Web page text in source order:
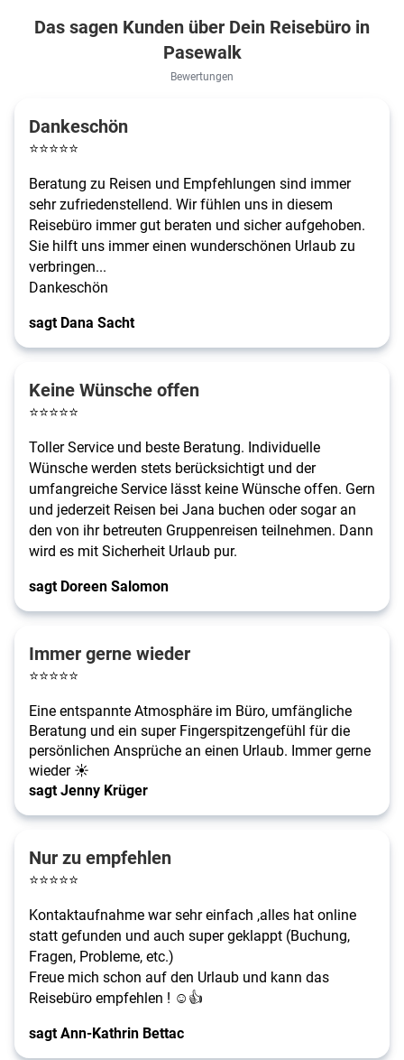
Das sagen Kunden über Dein Reisebüro in
Pasewalk
Bewertungen
Dankeschön
⭐⭐⭐⭐⭐
Beratung zu Reisen und Empfehlungen sind immer
sehr zufriedenstellend. Wir fühlen uns in diesem
Reisebüro immer gut beraten und sicher aufgehoben.
Sie hilft uns immer einen wunderschönen Urlaub zu
verbringen...
Dankeschön
sagt Dana Sacht
Keine Wünsche offen
⭐⭐⭐⭐⭐
Toller Service und beste Beratung. Individuelle
Wünsche werden stets berücksichtigt und der
umfangreiche Service lässt keine Wünsche offen. Gern
und jederzeit Reisen bei Jana buchen oder sogar an
den von ihr betreuten Gruppenreisen teilnehmen. Dann
wird es mit Sicherheit Urlaub pur.
sagt Doreen Salomon
Immer gerne wieder
⭐⭐⭐⭐⭐
Eine entspannte Atmosphäre im Büro, umfängliche
Beratung und ein super Fingerspitzengefühl für die
persönlichen Ansprüche an einen Urlaub. Immer gerne
wieder ☀️
sagt Jenny Krüger
Nur zu empfehlen
⭐⭐⭐⭐⭐
Kontaktaufnahme war sehr einfach ,alles hat online
statt gefunden und auch super geklappt (Buchung,
Fragen, Probleme, etc.)
Freue mich schon auf den Urlaub und kann das
Reisebüro empfehlen ! ☺️👍
sagt Ann-Kathrin Bettac